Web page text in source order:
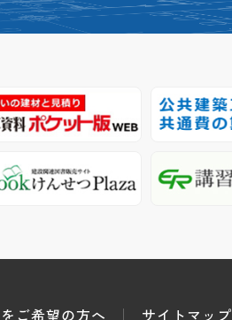
ご希望の方へ サイトマップ